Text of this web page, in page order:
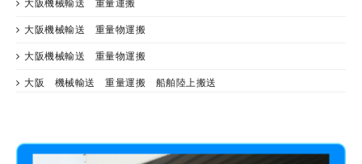
大阪機械輸送 重量運搬
大阪機械輸送 重量物運搬
大阪機械輸送 重量物運搬
大阪 機械輸送 重量運搬 船舶陸上搬送